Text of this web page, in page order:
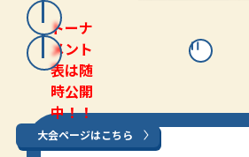
トーナ
メント
表は随
時公開
中！！
大会ページはこちら